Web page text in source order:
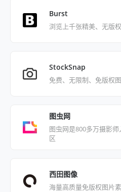
Burst
浏览上千张精美、无版
StockSnap
免费、无限制、免版权
图虫网
图虫网是800多万摄影
区
西田图像
海量高质量免版权图片